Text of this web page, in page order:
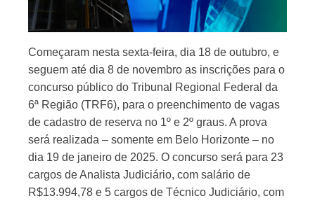
Começaram nesta sexta-feira, dia 18 de outubro, e
seguem até dia 8 de novembro as inscrições para o
concurso público do Tribunal Regional Federal da
6ª Região (TRF6), para o preenchimento de vagas
de cadastro de reserva no 1º e 2º graus. A prova
será realizada – somente em Belo Horizonte – no
dia 19 de janeiro de 2025. O concurso será para 23
cargos de Analista Judiciário, com salário de
R$13.994,78 e 5 cargos de Técnico Judiciário, com